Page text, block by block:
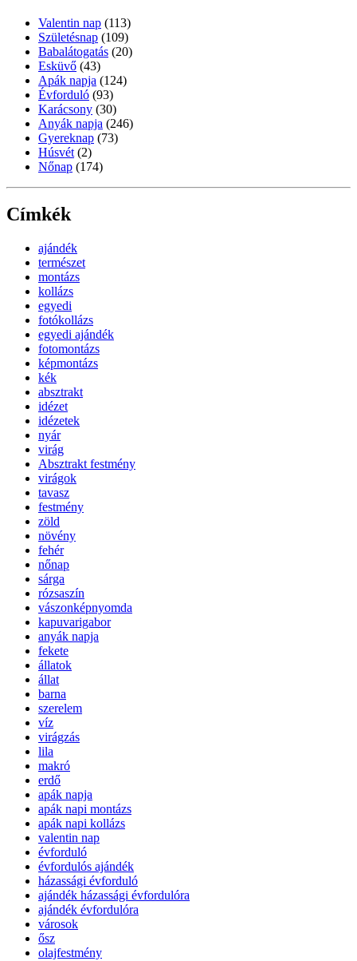
Valentin nap (113)
Születésnap (109)
Babalátogatás (20)
Esküvő (43)
Apák napja (124)
Évforduló (93)
Karácsony (30)
Anyák napja (246)
Gyereknap (73)
Húsvét (2)
Nőnap (174)
Címkék
ajándék
természet
montázs
kollázs
egyedi
fotókollázs
egyedi ajándék
fotomontázs
képmontázs
kék
absztrakt
idézet
idézetek
nyár
virág
Absztrakt festmény
virágok
tavasz
festmény
zöld
növény
fehér
nőnap
sárga
rózsaszín
vászonképnyomda
kapuvarigabor
anyák napja
fekete
állatok
állat
barna
szerelem
víz
virágzás
lila
makró
erdő
apák napja
apák napi montázs
apák napi kollázs
valentin nap
évforduló
évfordulós ajándék
házassági évforduló
ajándék házassági évfordulóra
ajándék évfordulóra
városok
ősz
olajfestmény